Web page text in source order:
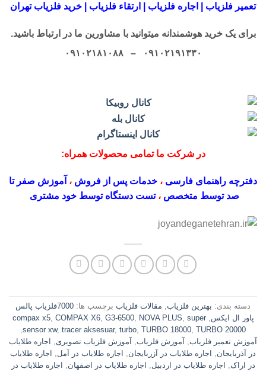
تعمیر فلزیاب | اجاره فلزیاب | ارتقاء فلزیاب | خرید فلزیاب تهران
برای یک خرید هوشمندانه میتوانید با مشاورین ما در ارتباط باشید.
۰۹۱۰۲۱۹۱۳۳۰ – ۰۹۱۰۲۱۸۱۰۸۸
در شرکت ما تمامی محصولات همراه:
دفترچه راهنمای فارسی ، خدمات پس از فروش ، آموزش صفر تا
صد توسط متخصص ،تست دستگاه توسط خود مشتری
دسته بندی: بهترین فلزیاب, مقالات فلزیاب برچسب ها:
7000فلزیاب پالس
پاور ال ایکس,
compax x5, COMPAX X6, G3-6500, NOVA PLUS, super
sensor xw, tracer aksesuar, turbo, TURBO 18000, TURBO 20000
,
آموزش تعمیر فلزیاب, آموزش فلزیاب, آموزش فلزیاب تصویری,
اجاره طلایاب
در آذربایجان, اجاره طلایاب در آزربایجان, اجاره طلایاب در آمل,
اجاره طلایاب
در اراک, اجاره طلایاب در اردبیل, اجاره طلایاب در اصفهان,
اجاره طلایاب در